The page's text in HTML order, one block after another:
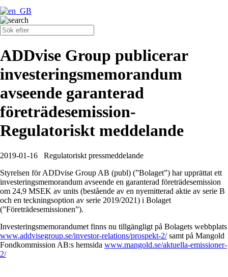
ADDvise Group publicerar
investeringsmemorandum
avseende garanterad
företrädesemission-
Regulatoriskt meddelande
2019-01-16
Regulatoriskt pressmeddelande
Styrelsen för ADDvise Group AB (publ) (”Bolaget”) har upprättat ett
investeringsmemorandum avseende en garanterad företrädesemission
om 24,9 MSEK av units (bestående av en nyemitterad aktie av serie B
och en teckningsoption av serie 2019/2021) i Bolaget
(”Företrädesemissionen”).
Investeringsmemorandumet finns nu tillgängligt på Bolagets webbplats
www.addvisegroup.se/investor-relations/prospekt-2/ samt på Mangold
Fondkommission AB:s hemsida www.mangold.se/aktuella-emissioner-
2/